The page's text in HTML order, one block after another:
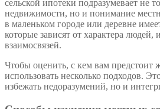
сельской ипотеки подразумевает не
недвижимости, но и понимание
в маленьком городе или деревне
которые зависят от характера людей,
взаимосвязей.
Чтобы оценить, с кем вам предстоит
использовать несколько подходов.
избежать недоразумений, но и